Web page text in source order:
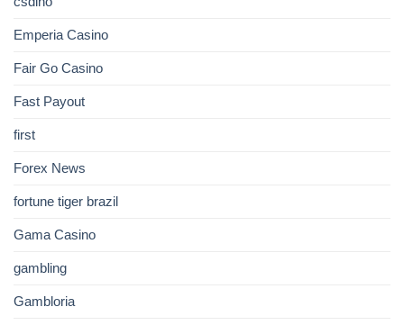
Emperia Casino
Fair Go Casino
Fast Payout
first
Forex News
fortune tiger brazil
Gama Casino
gambling
Gambloria